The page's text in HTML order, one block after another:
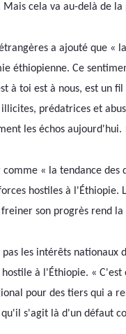
cela va au-delà de la
a ajouté que «
éthiopienne. Ce
à toi est à nous, est un
prédatrices et
les échos aujourd'hui.
« la tendance
hostiles à
freiner son progrès
pas les intérêts
à l'Éthiopie. «
pour des tiers qui a
s'agit là d'un défaut